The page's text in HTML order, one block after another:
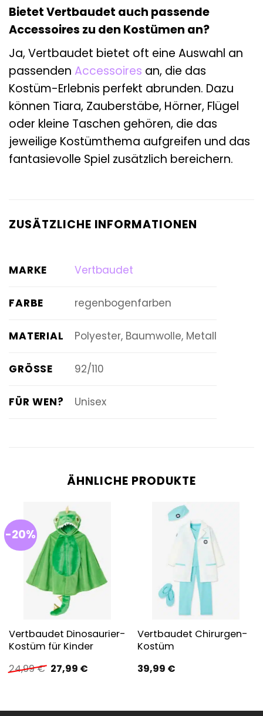
Bietet Vertbaudet auch passende
Accessoires zu den Kostümen an?
Ja, Vertbaudet bietet oft eine Auswahl an
passenden Accessoires an, die das
Kostüm-Erlebnis perfekt abrunden. Dazu
können Tiara, Zauberstäbe, Hörner, Flügel
oder kleine Taschen gehören, die das
jeweilige Kostümthema aufgreifen und das
fantasievolle Spiel zusätzlich bereichern.
ZUSÄTZLICHE INFORMATIONEN
MARKE Vertbaudet
FARBE regenbogenfarben
MATERIAL Polyester, Baumwolle, Metall
GRÖSSE 92/110
FÜR WEN? Unisex
ÄHNLICHE PRODUKTE
-20%
Vertbaudet Dinosaurier-
Kostüm für Kinder
24,99€ Ursprünglicher
Preis
27,99 €Aktueller
Vertbaudet Chirurgen-
Kostüm
39,99 €